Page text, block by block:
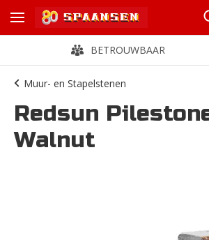
Muur- en Stapelstenen
Redsun
Walnut